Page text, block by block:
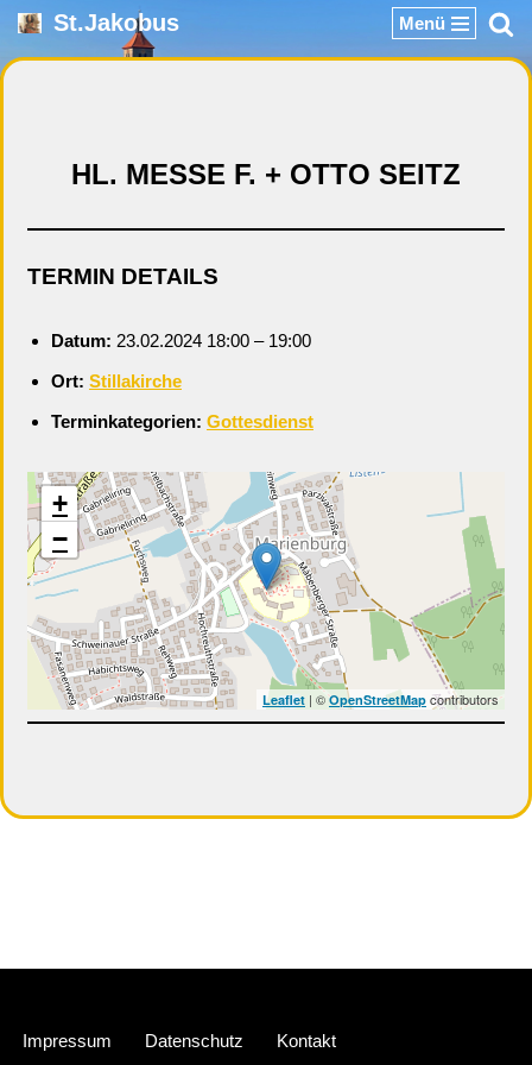
Zum
St.Jakobus Menü
HL. MESSE F. + OTTO SEITZ
TERMIN DETAILS
Datum: 23.02.2024 18:00 – 19:00
Ort: Stillakirche
Terminkategorien: Gottesdienst
+
−
Leaflet | ©OpenStreetMap contributors
Impressum Datenschutz Kontakt